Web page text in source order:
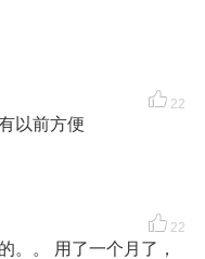
22
以前方便
22
。。 用了一个月了，